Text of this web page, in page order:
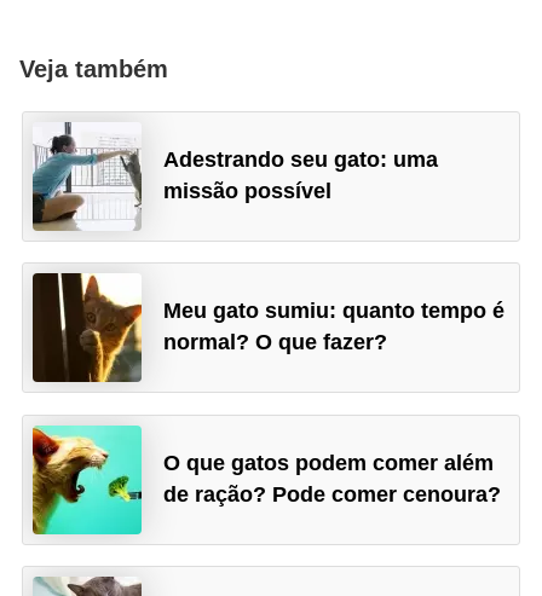
Veja também
Adestrando seu gato: uma
missão possível
Meu gato sumiu: quanto tempo é
normal? O que fazer?
O que gatos podem comer além
de ração? Pode comer cenoura?
r
i
n
á
r
i
o
s
a
ú
d
e
a